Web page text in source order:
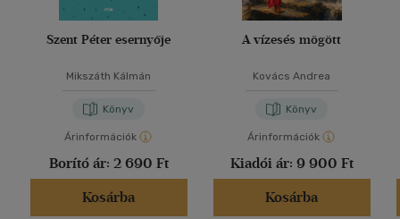
Szent Péter esernyője
Mikszáth Kálmán
Könyv
Árinformációk
Borító ár: 2 690 Ft
Kosárba
A vízesés mögött
Kovács Andrea
Könyv
Árinformációk
Kiadói ár: 9 900 Ft
Kosárba